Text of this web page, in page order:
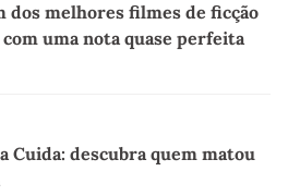
dos melhores filmes de ficção
uma nota quase perfeita
Cuida: descubra quem matou